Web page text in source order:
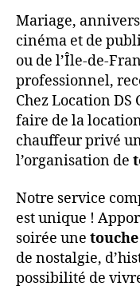
Mariage,
cinéma et de
ou de l’Île-de-
professionnel,
Chez Location
faire de la
chauffeur privé
l’organisation de
Notre service
est unique !
soirée une
de nostalgie,
possibilité de